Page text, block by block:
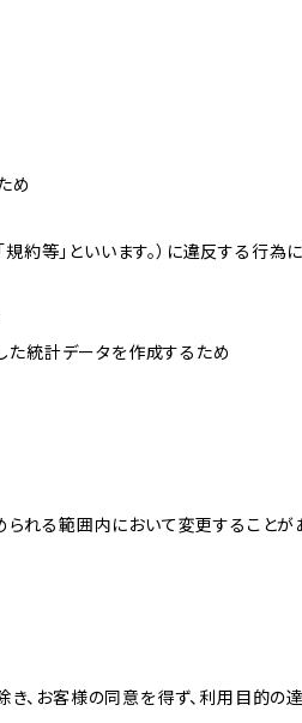
め
規約等」といいます。）に違反する行
た統計データを作成するため
れる範囲内において変更すること
、お客様の同意を得ず、利用目的